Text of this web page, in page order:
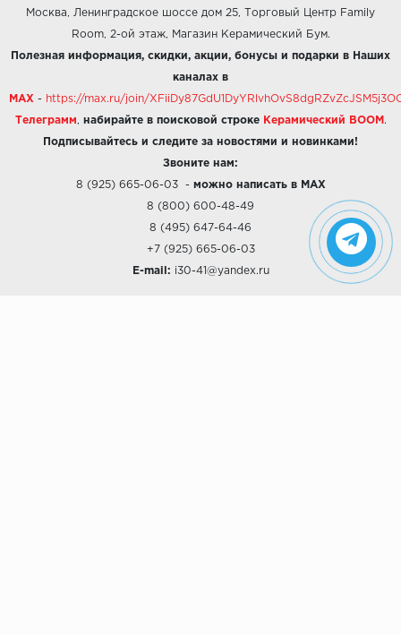
Москва, Ленинградское шоссе дом 25, Торговый Центр Family
Room, 2-ой этаж, Магазин Керамический Бум.
Полезная информация, скидки, акции, бонусы и подарки в Наших
каналах в
MAX - https://max.ru/join/
Телеграмм набирайте в поисковой строке Керамический BOOM .
Подписывайтесь и следите за новостями и новинками!
Звоните нам:
8 (925) 665-06-03- можно написать в MAX
8 (800) 600-48-49
8 (495) 647-64-46
+7 (925) 665-06-03
E-mail: i30-41@yandex.ru